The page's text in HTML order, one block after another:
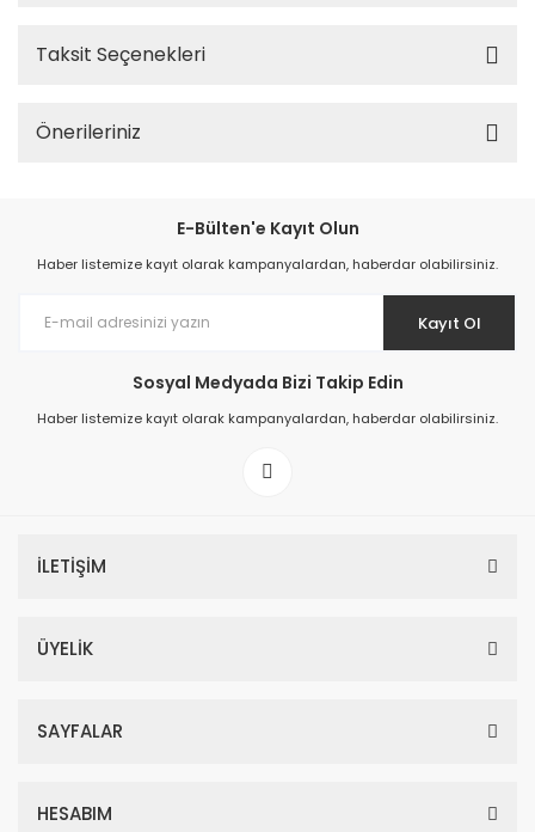
Taksit Seçenekleri
Önerileriniz
E-Bülten'e Kayıt Olun
Haber listemize kayıt olarak kampanyalardan, haberdar olabilirsiniz.
Kayıt Ol
Sosyal Medyada Bizi Takip Edin
Haber listemize kayıt olarak kampanyalardan, haberdar olabilirsiniz.
İLETİŞİM
ÜYELİK
SAYFALAR
HESABIM